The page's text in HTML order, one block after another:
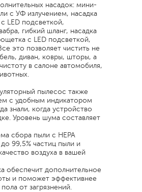
насадок: мини-
с УФ излучением, насадка
LED подсветкой,
гибкий шланг, насадка
с LED подсветкой,
это позволяет чистить не
диван, ковры, шторы, а
в салоне автомобиля,
пылесос также
с удобным индикатором
знали, когда устройство
Уровень шума составляет
сбора пыли с HEPA
99,5% частиц пыли и
воздуха в вашей
обеспечит дополнительное
и поможет эффективнее
от загрязнений.